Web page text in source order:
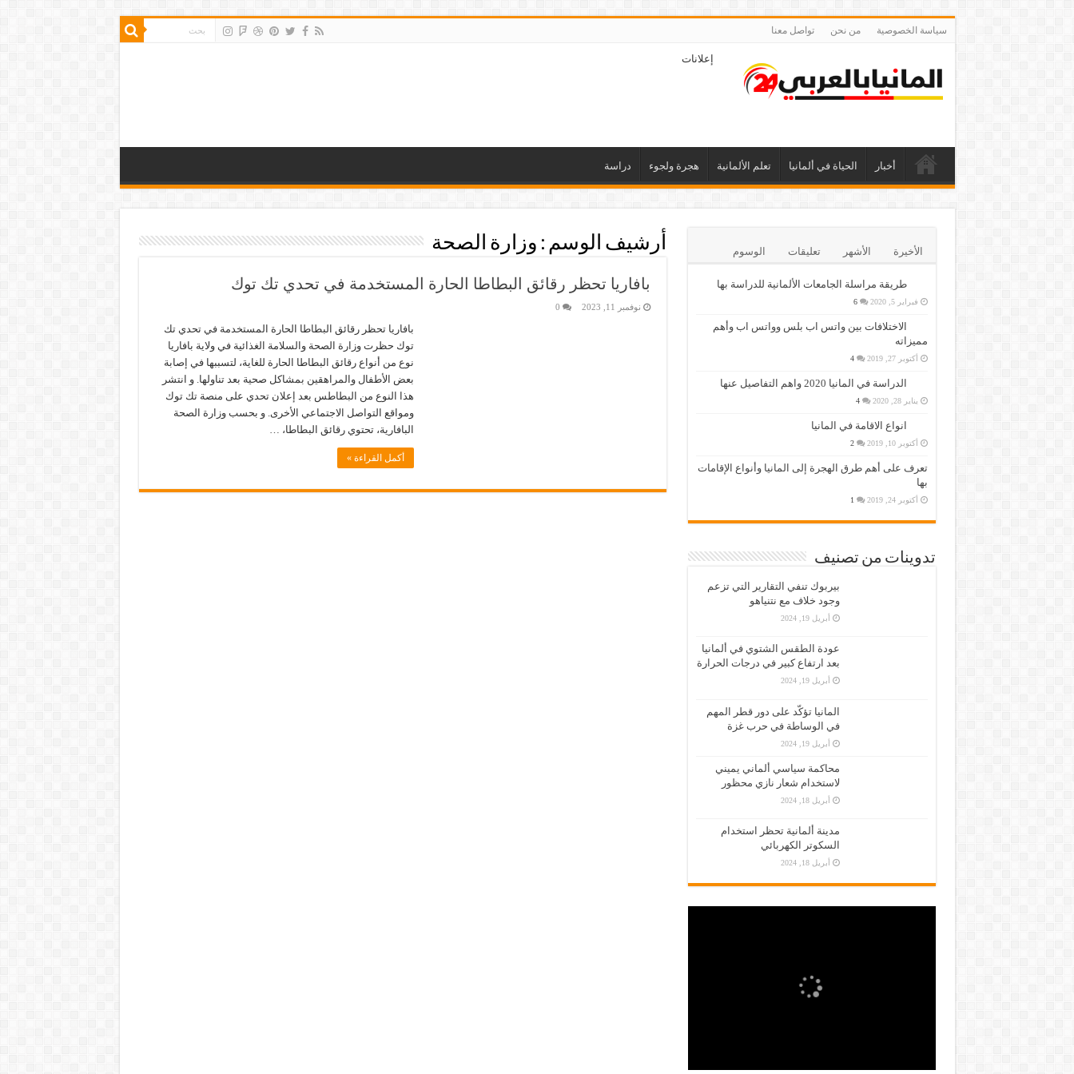
سياسة الخصوصية من نحن تواصل معنا
إعلانات
أخبار الحياة في ألمانيا تعلم الألمانية هجرة ولجوء دراسة
أرشيف الوسم : وزارة الصحة
بافاريا تحظر رقائق البطاطا الحارة المستخدمة في تحدي تك توك
نوفمبر 11, 2023 0
بافاريا تحظر رقائق البطاطا الحارة المستخدمة في تحدي تك
توك حظرت وزارة الصحة والسلامة الغذائية في ولاية بافاريا
نوع من أنواع رقائق البطاطا الحارة للغاية، لتسببها في إصابة
بعض الأطفال والمراهقين بمشاكل صحية بعد تناولها. و انتشر
هذا النوع من البطاطس بعد إعلان تحدي على منصة تك توك
ومواقع التواصل الاجتماعي الأخرى. و بحسب وزارة الصحة
البافارية، تحتوي رقائق البطاطا، …
أكمل القراءة »
الأخيرة الأشهر تعليقات الوسوم
طريقة مراسلة الجامعات الألمانية للدراسة بها
فبراير 5, 2020 6
الاختلافات بين واتس اب بلس وواتس اب وأهم
مميزاته
أكتوبر 27, 2019 4
الدراسة في المانيا 2020 واهم التفاصيل عنها
يناير 28, 2020 4
انواع الاقامة في المانيا
أكتوبر 10, 2019 2
تعرف على أهم طرق الهجرة إلى المانيا وأنواع الإقامات
بها
أكتوبر 24, 2019 1
تدوينات من تصنيف
بيربوك تنفي التقارير التي تزعم
وجود خلاف مع نتنياهو
أبريل 19, 2024
عودة الطقس الشتوي في ألمانيا
بعد ارتفاع كبير في درجات الحرارة
أبريل 19, 2024
المانيا تؤكّد على دور قطر المهم
في الوساطة في حرب غزة
أبريل 19, 2024
محاكمة سياسي ألماني يميني
لاستخدام شعار نازي محظور
أبريل 18, 2024
مدينة ألمانية تحظر استخدام
السكوتر الكهربائي
أبريل 18, 2024